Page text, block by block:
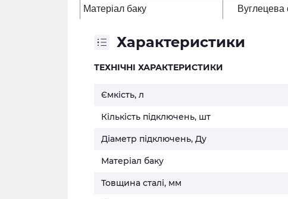
Матеріал баку Вуглецева
Характеристики
ТЕХНІЧНІ ХАРАКТЕРИСТИКИ
Ємкість, л
Кількість підключень, шт
Діаметр підключень, Ду
Матеріал баку
Товщина сталі, мм